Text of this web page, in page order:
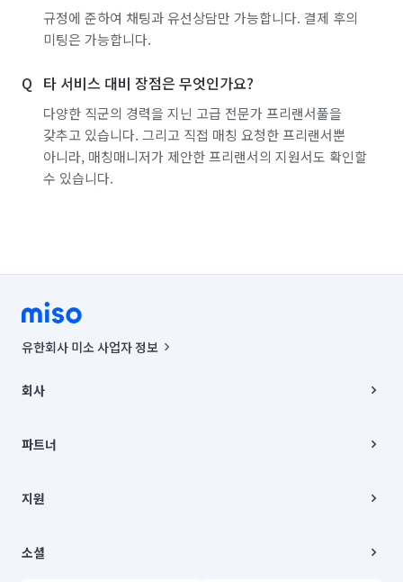
규정에 준하여 채팅과 유선상담만 가능합니다. 결제 후의
미팅은 가능합니다.
타 서비스 대비 장점은 무엇인가요?
다양한 직군의 경력을 지닌 고급 전문가 프리랜서풀을
갖추고 있습니다. 그리고 직접 매칭 요청한 프리랜서뿐
아니라, 매칭매니저가 제안한 프리랜서의 지원서도 확인할
수 있습니다.
유한회사 미소 사업자 정보
00019 |
주소 | 본사: 서울특별시 종로구 율곡로 6(중학동, 트윈트리빌딩) B동 5층
컨택센터 : 서울특별시 종로구 수송동 율곡로 24, 7층, 8층 미소
상품, 상품정보, 거래에 관한 의무와 책임은 거래당사자에게 있습니다.
언론 보도 관련 문의:
© 유한회사 미소. Miso, Inc. All Rights Reserved.
회사
채용
파트너
이사
지원
이용약관
소셜